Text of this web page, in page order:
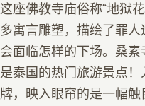
这座佛教寺庙俗称“地狱
多寓言雕塑，描绘了罪
会面临怎样的下场。桑
是泰国的热门旅游景点
牌，映入眼帘的是一幅